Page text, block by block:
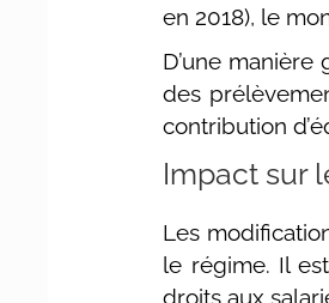
en 2018), le
D’une
des
contribution
Impact sur
Les
le régime. Il
droits aux